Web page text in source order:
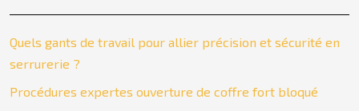
Quels gants de travail pour allier précision et sécurité en
serrurerie ?
Procédures expertes ouverture de coffre fort bloqué